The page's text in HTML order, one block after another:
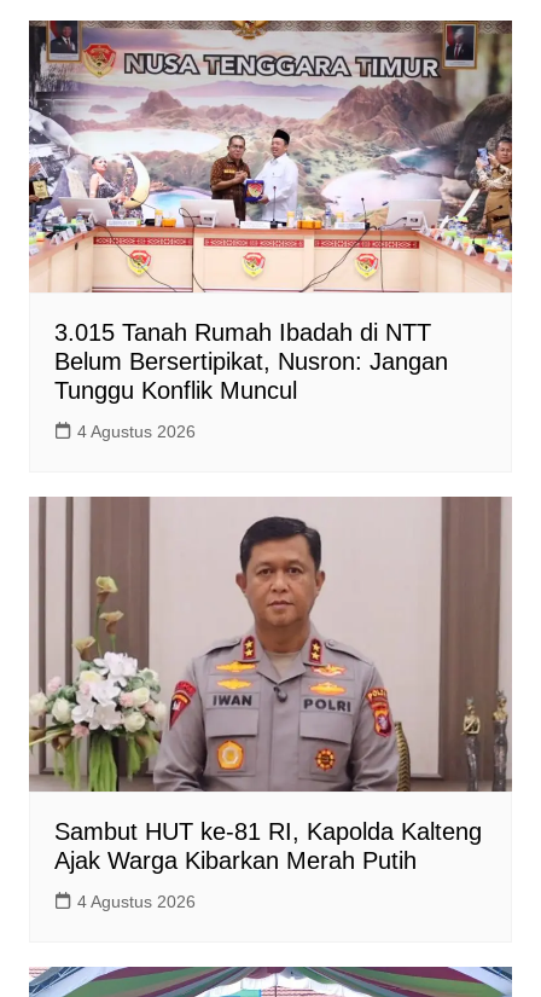
3.015 Tanah Rumah Ibadah di NTT
Belum Bersertipikat, Nusron: Jangan
Tunggu Konflik Muncul
4 Agustus 2026
Sambut HUT ke-81 RI, Kapolda Kalteng
Ajak Warga Kibarkan Merah Putih
4 Agustus 2026